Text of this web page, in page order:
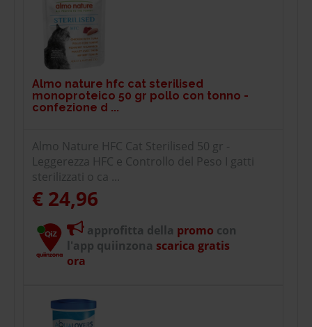
Almo nature hfc cat sterilised
monoproteico 50 gr pollo con tonno -
confezione d ...
Almo Nature HFC Cat Sterilised 50 gr -
Leggerezza HFC e Controllo del Peso I gatti
sterilizzati o ca ...
€ 24,96
approfitta della promo con
l'app quiinzona scarica gratis
ora